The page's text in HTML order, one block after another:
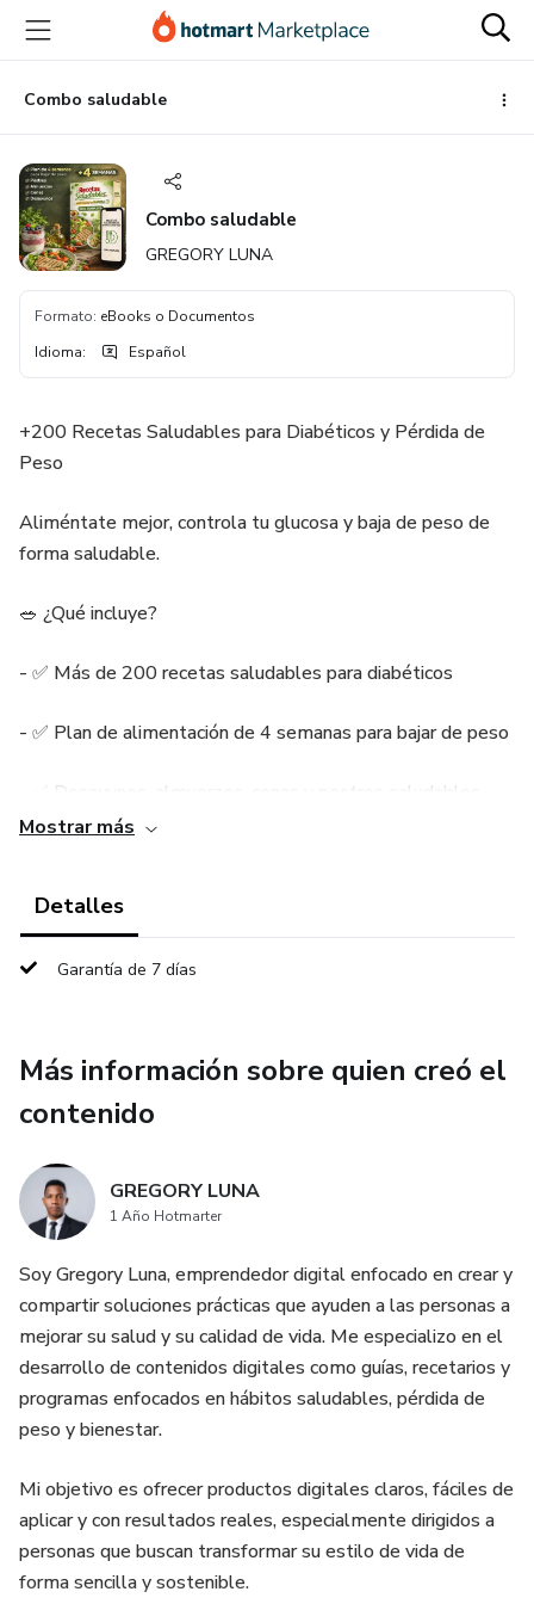
principal
página
de
página
Combo saludable
Combo saludable
GREGORY LUNA
Formato: eBooks o Documentos
Idioma: Español
+200 Recetas Saludables para Diabéticos y Pérdida de
Peso
Aliméntate mejor, controla tu glucosa y baja de peso de
forma saludable.
🥗 ¿Qué incluye?
- ✅ Más de 200 recetas saludables para diabéticos
- ✅ Plan de alimentación de 4 semanas para bajar de peso
- ✅ Desayunos, almuerzos, cenas y postres saludables
- ✅ Menús diseñados para favorecer un mejor control de la
glucosa
- Pierde peso de forma saludable y sostenible
- Ayuda a mantener niveles de glucosa más estables
- Reduce antojos y mejora tus hábitos alimenticios
- Disfruta comidas deliciosas sin complicaciones
🎁 BONO EXCLUSIVO
Acceso a un Grupo Premium de WhatsApp, donde
recibirás:
de WhatsApp premium)
- 🥗 Nuevas recetas saludables seleccionadas cada día
Mostrar más
Detalles
Garantía de 7 días
Más información sobre quien creó el
contenido
GREGORY LUNA
1 Año Hotmarter
Soy Gregory Luna, emprendedor digital enfocado en crear y
compartir soluciones prácticas que ayuden a las personas a
mejorar su salud y su calidad de vida. Me especializo en el
desarrollo de contenidos digitales como guías, recetarios y
programas enfocados en hábitos saludables, pérdida de
peso y bienestar.
Mi objetivo es ofrecer productos digitales claros, fáciles de
aplicar y con resultados reales, especialmente dirigidos a
personas que buscan transformar su estilo de vida de
forma sencilla y sostenible.